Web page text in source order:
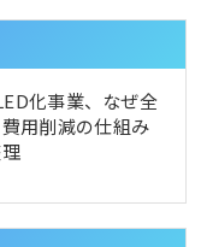
化事業、なぜ全
用削減の仕組み